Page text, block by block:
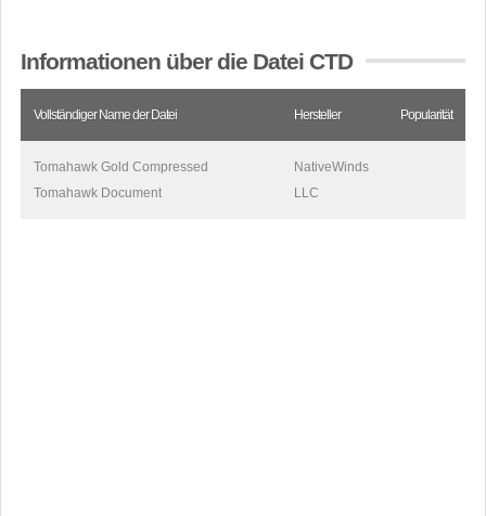
Informationen über die Datei CTD
Vollständiger Name der Datei Hersteller Popularität
Tomahawk Gold Compressed
Tomahawk Document
NativeWinds
LLC